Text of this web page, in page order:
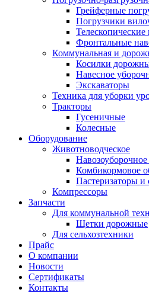
Грейферные
Погрузчики
Телескопические
Фронтальные
Коммунальная и
Косилки
Навесное
Экскаваторы
Техника для уборки
Тракторы
Гусеничные
Колесные
Оборудование
Животноводческое
Комбикормовое
Пастеризаторы и
Компрессоры
Запчасти
Для коммунальной
Щетки дорожные
Для сельхозтехники
Прайс
О компании
Новости
Сертификаты
Контакты